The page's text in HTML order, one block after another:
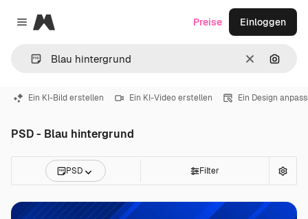
Close menu
Magnific
LöschenNach
Preise Einloggen
Ein KI-Bild erstellen Ein KI-Video erstellen Ein Design
PSD - Blau hintergrund
PSD Filter